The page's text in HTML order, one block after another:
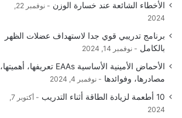
الأخطاء الشائعة عند خسارة الوزن
نوفمبر 22,
2024
برنامج تدريبي قوي جدا لاستهداف عضلات الظهر
بالكامل
نوفمبر 14, 2024
الأحماض الأمينية الأساسية EAAs تعريفها، أهميتها،
مصادرها، وفوائدها
نوفمبر 4, 2024
10 أطعمة لزيادة الطاقة أثناء التدريب
أكتوبر 7,
2024